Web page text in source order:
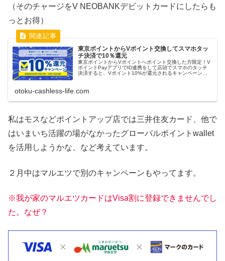
（そのチャージをV NEOBANKデビットカードにしたらも
っとお得）
東京ポイントからVポイント交換してスマホタッ
チ決済で10％還元
東京ポイントからVポイントへポイント交換した方限定！V
ポイントPayアプリでID連携をして店頭でスマホのタッチ
決済すると、Vポイント10%が還元されるキャンペーンが
otoku-cashless-life.com
私はモスなどポイントアップ店では三井住友カード、他で
はいまいち活躍の場がなかったグローバルポイントwallet
を活用しようかな、など考えています。
２月中はマルエツで別のキャンペーンもやってます。
※我が家のマルエツカードはVisa割に登録できませんでし
た。なぜ？